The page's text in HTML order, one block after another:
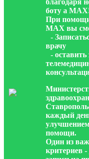
благодаря
боту а
При
МАХ вы
-
врачу
- оставить
каждый
помощи.
Один из
критериев -